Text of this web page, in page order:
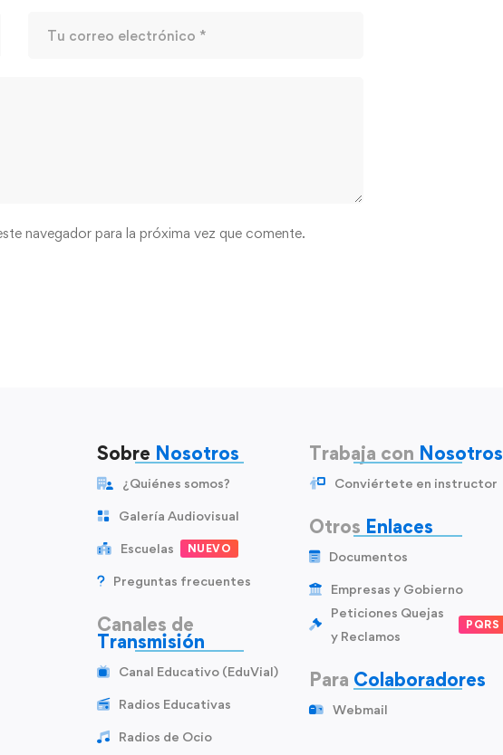
navegador para la próxima vez que comente.
Sobre Nosotros
¿Quiénes somos?
Galería Audiovisual
Escuelas NUEVO
Preguntas frecuentes
Canales de
Transmisión
Canal Educativo (EduVial)
Radios Educativas
Radios de Ocio
Trabaja con Nosotros
Conviértete en instructor
Otros Enlaces
Documentos
Empresas y Gobierno
Peticiones Quejas
y Reclamos
PQRS
Para Colaboradores
Webmail